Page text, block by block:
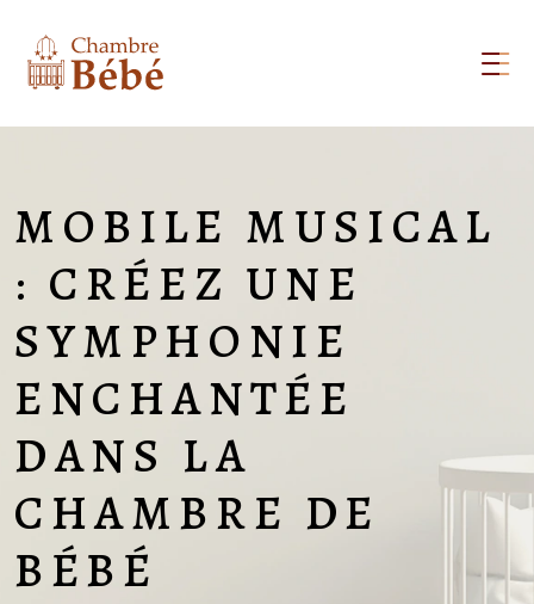
MOBILE MUSICAL
: CRÉEZ UNE
SYMPHONIE
ENCHANTÉE
DANS LA
CHAMBRE DE
BÉBÉ